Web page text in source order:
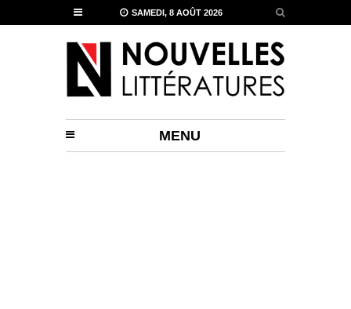
SAMEDI, 8 AOÛT 2026
MENU